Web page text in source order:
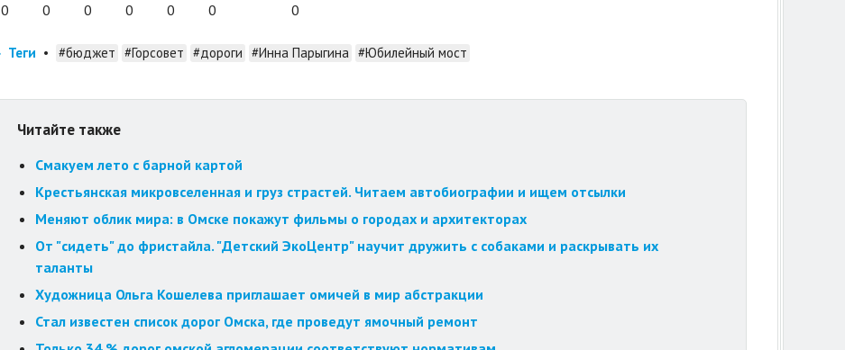
0 0 0 0 0 0 0
Теги • #бюджет #Горсовет #дороги #Инна Парыгина #Юбилейный мост
Читайте также
Смакуем лето с барной картой
Крестьянская микровселенная и груз страстей. Читаем автобиографии и ищем отсылки
Меняют облик мира: в Омске покажут фильмы о городах и архитекторах
От "сидеть" до фристайла. "Детский ЭкоЦентр" научит дружить с собаками и раскрывать их
таланты
Художница Ольга Кошелева приглашает омичей в мир абстракции
Стал известен список дорог Омска, где проведут ямочный ремонт